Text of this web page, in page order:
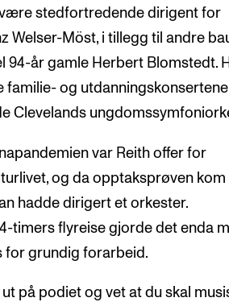
stedfortredende dirigent for
Welser-Möst, i tillegg til andre
94-år gamle Herbert Blomstedt.
familie- og
Clevelands
var Reith offer for
og da opptaksprøven kom
hadde dirigert et orkester.
timers flyreise gjorde det enda
for grundig forarbeid.
på podiet og vet at du skal